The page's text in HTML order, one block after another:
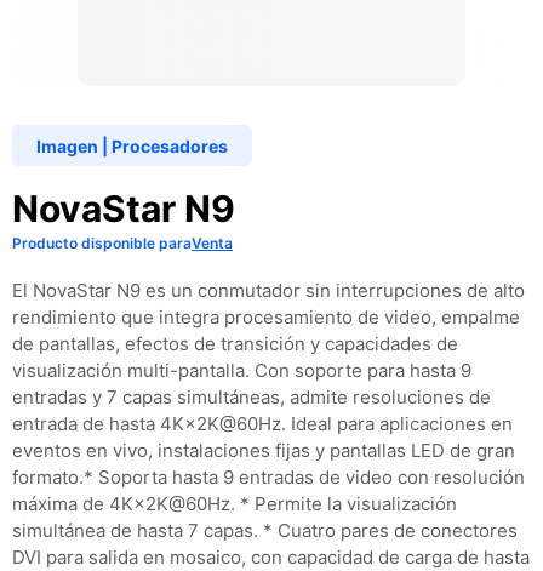
Imagen Procesadores
NovaStar N9
Producto disponible paraVenta
El NovaStar N9 es un conmutador sin interrupciones de alto
rendimiento que integra procesamiento de video, empalme
de pantallas, efectos de transición y capacidades de
visualización multi-pantalla. Con soporte para hasta 9
entradas y 7 capas simultáneas, admite resoluciones de
entrada de hasta 4K×2K@60Hz. Ideal para aplicaciones en
eventos en vivo, instalaciones fijas y pantallas LED de gran
formato.​ * Soporta hasta 9 entradas de video con resolución
máxima de 4K×2K@60Hz. * Permite la visualización
simultánea de hasta 7 capas. * Cuatro pares de conectores
DVI para salida en mosaico, con capacidad de carga de hasta